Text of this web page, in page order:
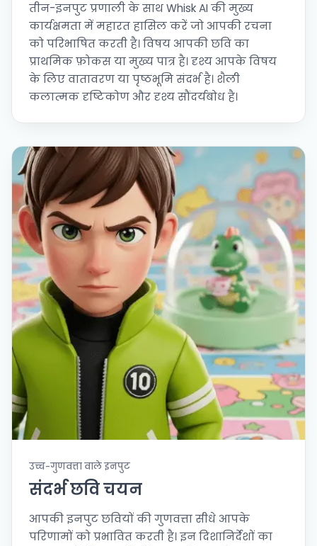
तीन-इनपुट प्रणाली के साथ Whisk AI की मुख्य
कार्यक्षमता में महारत हासिल करें जो आपकी रचना
को परिभाषित करती है। विषय आपकी छवि का
प्राथमिक फ़ोकस या मुख्य पात्र है। दृश्य आपके विषय
के लिए वातावरण या पृष्ठभूमि संदर्भ है। शैली
कलात्मक दृष्टिकोण और दृश्य सौंदर्यबोध है।
उच्च-गुणवत्ता वाले इनपुट
संदर्भ छवि चयन
आपकी इनपुट छवियों की गुणवत्ता सीधे आपके
परिणामों को प्रभावित करती है। इन दिशानिर्देशों का